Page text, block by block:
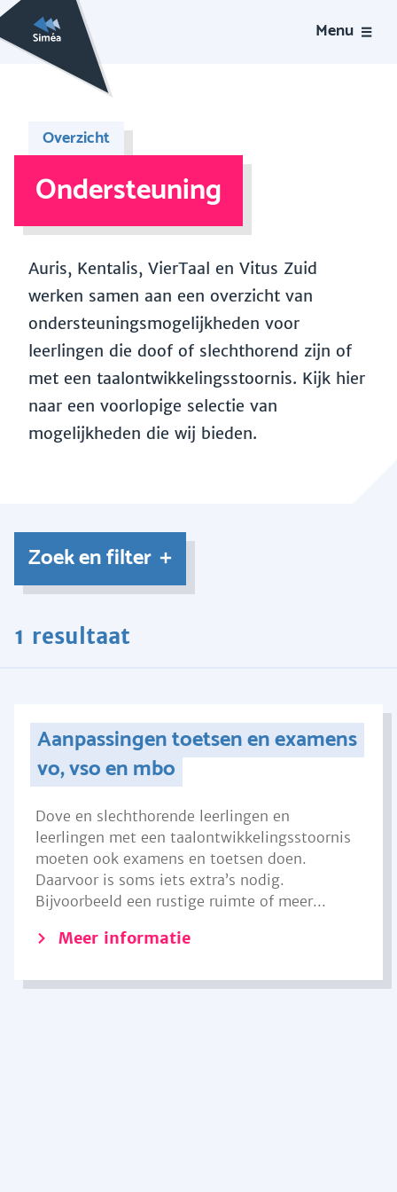
Menu
Overzicht
Ondersteuning
Auris, Kentalis, VierTaal en Vitus Zuid
werken samen aan een overzicht van
ondersteuningsmogelijkheden voor
leerlingen die doof of slechthorend zijn of
met een taalontwikkelingsstoornis. Kijk hier
naar een voorlopige selectie van
mogelijkheden die wij bieden.
Zoek en filter
1 resultaat
Aanpassingen toetsen en examens
vo, vso en mbo
Dove en slechthorende leerlingen en
leerlingen met een taalontwikkelingsstoornis
moeten ook examens en toetsen doen.
Daarvoor is soms iets extra’s nodig.
Bijvoorbeeld een rustige ruimte of meer...
Meer informatie